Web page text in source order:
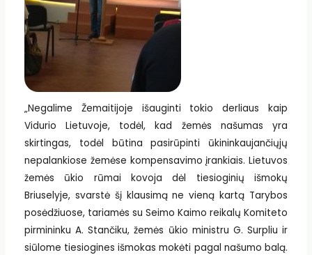
„Negalime Žemaitijoje išauginti tokio derliaus kaip
Vidurio Lietuvoje, todėl, kad žemės našumas yra
skirtingas, todėl būtina pasirūpinti ūkininkaujančiųjų
nepalankiose žemėse kompensavimo įrankiais. Lietuvos
žemės ūkio rūmai kovoja dėl tiesioginių išmokų
Briuselyje, svarstė šį klausimą ne vieną kartą Tarybos
posėdžiuose, tariamės su Seimo Kaimo reikalų Komiteto
pirmininku A. Stančiku, žemės ūkio ministru G. Surpliu ir
siūlome tiesiogines išmokas mokėti pagal našumo balą.